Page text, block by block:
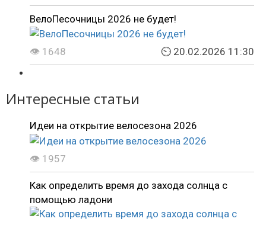
ВелоПесочницы 2026 не будет!
👁 1648 ⏲ 20.02.2026 11:30
Интересные статьи
Идеи на открытие велосезона 2026
👁 1957
Как определить время до захода солнца с
помощью ладони